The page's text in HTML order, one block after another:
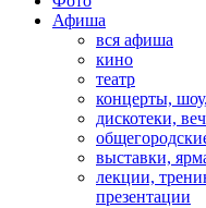
Афиша
вся афиша
кино
театр
концерты,
дискотеки,
выставки,
лекции,
презентации